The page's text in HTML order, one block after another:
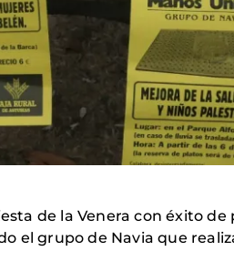
de la Venera con éxito
el grupo de Navia que